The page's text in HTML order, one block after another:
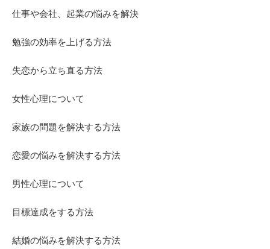
仕事や会社、起業の悩みを解決
勉強の効率を上げる方法
失恋から立ち直る方法
女性心理について
家族の問題を解決する方法
恋愛の悩みを解決する方法
男性心理について
目標達成をする方法
結婚の悩みを解決する方法